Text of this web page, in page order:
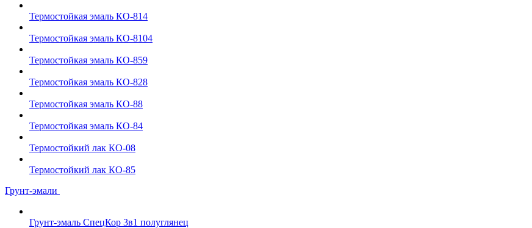
Термостойкая эмаль КО-814
Термостойкая эмаль КО-8104
Термостойкая эмаль КО-859
Термостойкая эмаль КО-828
Термостойкая эмаль КО-88
Термостойкая эмаль КО-84
Термостойкий лак КО-08
Термостойкий лак КО-85
Грунт-эмали
Грунт-эмаль СпецКор 3в1 полуглянец